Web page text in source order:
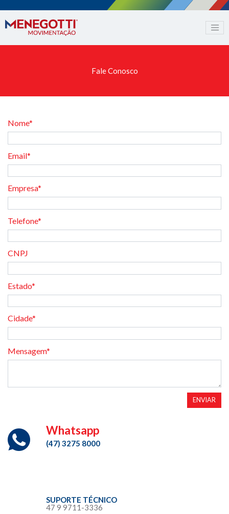
Fale Conosco
Nome*
Email*
Empresa*
Telefone*
CNPJ
Estado*
Cidade*
Mensagem*
ENVIAR
Whatsapp
(47) 3275 8000
SUPORTE TÉCNICO
47 9 9711-3336